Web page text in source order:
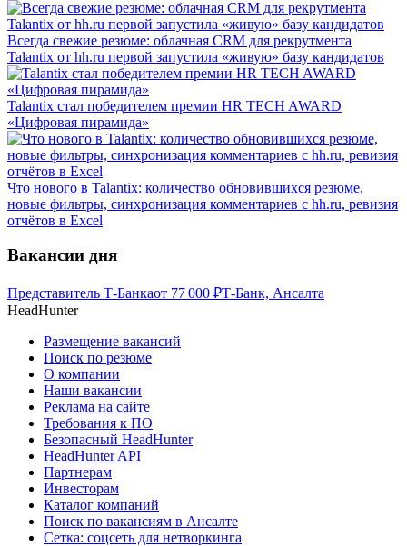
Всегда свежие резюме: облачная CRM для рекрутмента
Talantix от hh.ru первой запустила «живую» базу кандидатов
Talantix cтал победителем премии HR TECH AWARD
«Цифровая пирамида»
Что нового в Talantix: количество обновившихся резюме,
новые фильтры, синхронизация комментариев с hh.ru, ревизия
отчётов в Excel
Вакансии дня
Представитель Т-Банкаот 77 000 ₽Т-Банк, Ансалта
HeadHunter
Размещение вакансий
Поиск по резюме
О компании
Наши вакансии
Реклама на сайте
Требования к ПО
Безопасный HeadHunter
HeadHunter API
Партнерам
Инвесторам
Каталог компаний
Поиск по вакансиям в Ансалте
Сетка: соцсеть для нетворкинга